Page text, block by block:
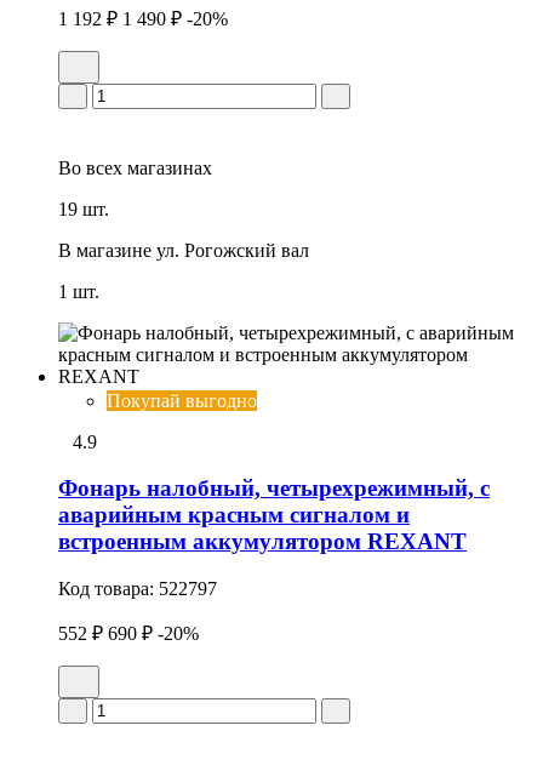
1 192 ₽ 1 490 ₽ -20%
Во всех магазинах
19 шт.
В магазине ул. Рогожский вал
1 шт.
Покупай выгодно
4.9
Фонарь налобный, четырехрежимный, с
аварийным красным сигналом и
встроенным аккумулятором REXANT
Код товара: 522797
552 ₽ 690 ₽ -20%